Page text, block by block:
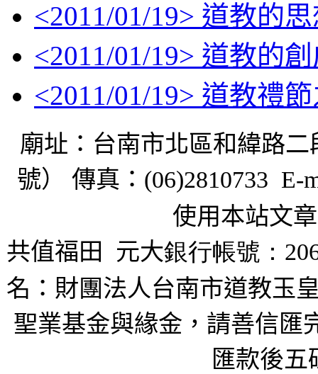
<2011/01/19> 道教的
<2011/01/19> 道教的
<2011/01/19> 道教禮
廟址：台南市北區和緯路二
號） 傳真： (06)2810733 E-
使用本站文
共值福田
元大銀行帳號：
名：財團法人台南市道教玉
聖業基金與緣金，請善信匯
匯款後五